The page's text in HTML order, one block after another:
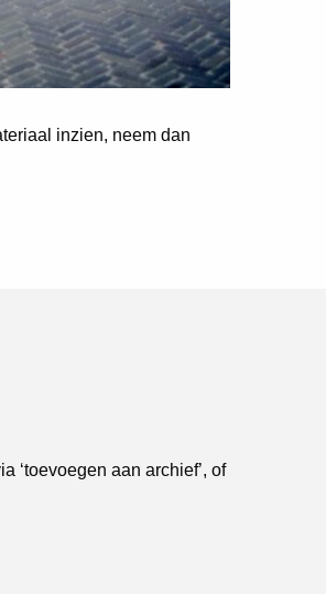
inzien, neem dan
‘toevoegen aan archief’, of